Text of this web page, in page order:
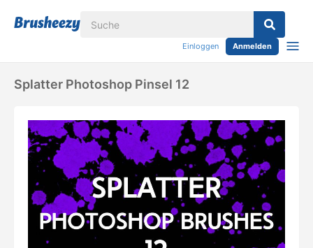
Einloggen Anmelden
Splatter Photoshop Pinsel 12